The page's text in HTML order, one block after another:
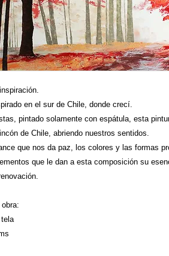
en el sur de Chile, donde crecí.
pintado solamente con espátula, esta
de Chile, abriendo nuestros sentidos.
que nos da paz, los colores y las formas
que le dan a esta composición su